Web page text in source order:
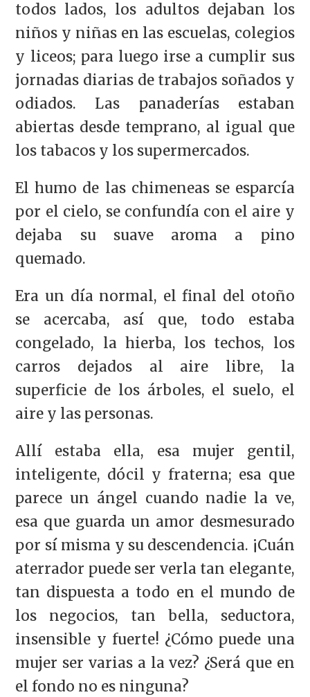
todos lados, los adultos dejaban los
niños y niñas en las escuelas, colegios
y liceos; para luego irse a cumplir sus
jornadas diarias de trabajos soñados y
odiados. Las panaderías estaban
abiertas desde temprano, al igual que
los tabacos y los supermercados.
El humo de las chimeneas se esparcía
por el cielo, se confundía con el aire y
dejaba su suave aroma a pino
quemado.
Era un día normal, el final del otoño
se acercaba, así que, todo estaba
congelado, la hierba, los techos, los
carros dejados al aire libre, la
superficie de los árboles, el suelo, el
aire y las personas.
Allí estaba ella, esa mujer gentil,
inteligente, dócil y fraterna; esa que
parece un ángel cuando nadie la ve,
esa que guarda un amor desmesurado
por sí misma y su descendencia. ¡Cuán
aterrador puede ser verla tan elegante,
tan dispuesta a todo en el mundo de
los negocios, tan bella, seductora,
insensible y fuerte! ¿Cómo puede una
mujer ser varias a la vez? ¿Será que en
el fondo no es ninguna?